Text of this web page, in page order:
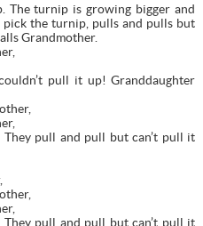
The turnip is growing bigger and
pick the turnip, pulls and pulls but
Grandmother.
pull it up! Granddaughter
pull and pull but can’t pull it
pull and pull but can’t pull it